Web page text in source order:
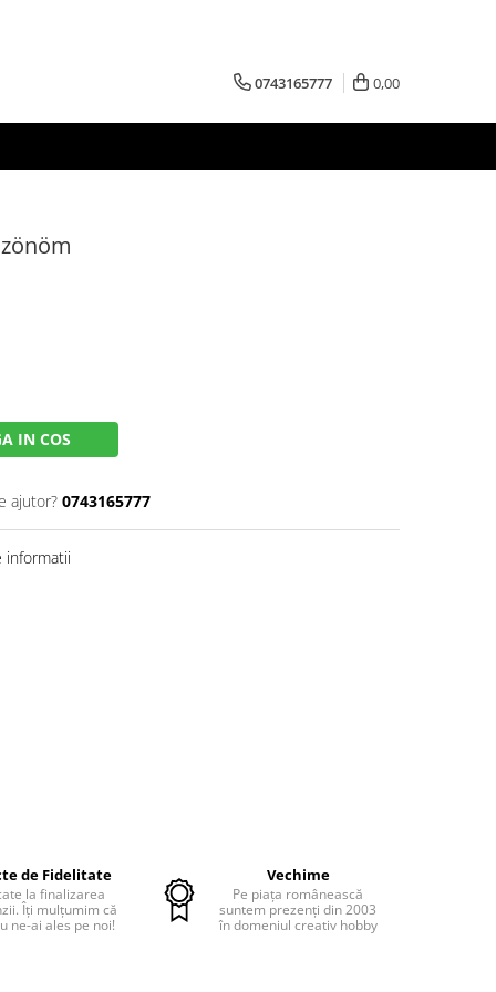
0743165777 0,00
IN COS
ajutor? 0743165777
informatii
de Fidelitate
la finalizarea
Îți mulțumim că
ne-ai ales pe noi!
Vechime
Pe piața românească
suntem prezenți din 2003
în domeniul creativ hobby